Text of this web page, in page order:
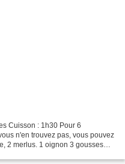
Cuisson : 1h30 Pour 6
n'en trouvez pas, vous pouvez
2 merlus. 1 oignon 3 gousses